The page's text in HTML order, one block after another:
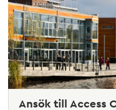
Ansök till Access